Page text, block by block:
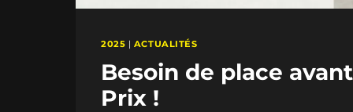
2025 | ACTUALITÉS
Besoin de place
Prix !